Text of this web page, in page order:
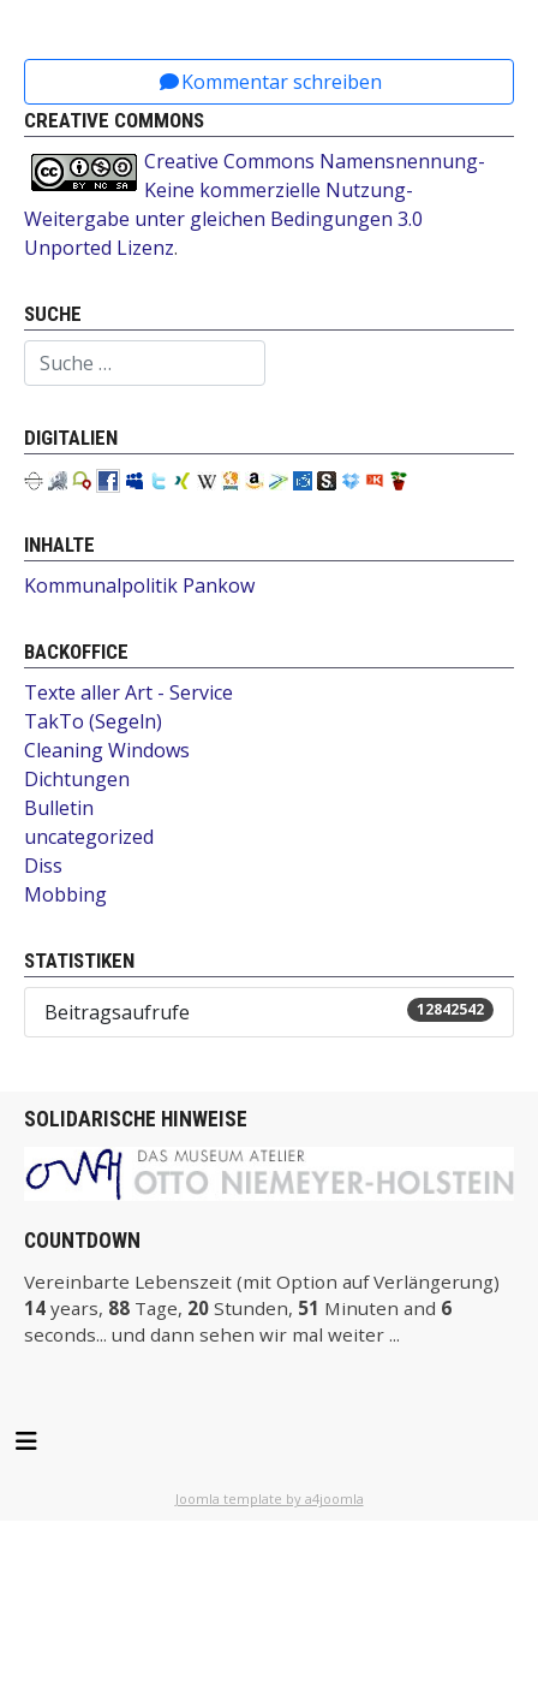
Kommentar schreiben
CREATIVE COMMONS
Creative Commons Namensnennung-
Keine kommerzielle Nutzung-
Weitergabe unter gleichen Bedingungen 3.0
Unported Lizenz.
SUCHE
Suchen
DIGITALIEN
INHALTE
Kommunalpolitik Pankow
BACKOFFICE
Texte aller Art - Service
TakTo (Segeln)
Cleaning Windows
Dichtungen
Bulletin
uncategorized
Diss
Mobbing
STATISTIKEN
Beitragsaufrufe 12842542
SOLIDARISCHE HINWEISE
COUNTDOWN
Vereinbarte Lebenszeit (mit Option auf Verlängerung)
14 years, 88 Tage, 20 Stunden, 51 Minuten and 5
seconds... und dann sehen wir mal weiter ...
Joomla template by a4joomla